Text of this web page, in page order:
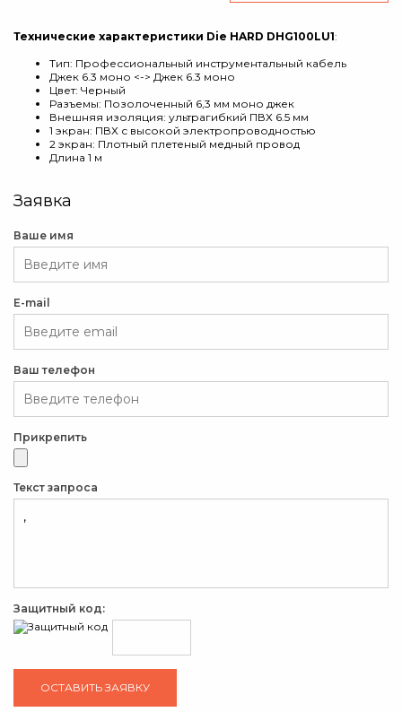
Технические характеристики Die HARD DHG100LU1:
Тип: Профессиональный инструментальный кабель
Джек 6.3 моно <-> Джек 6.3 моно
Цвет: Черный
Разъемы: Позолоченный 6,3 мм моно джек
Внешняя изоляция: ультрагибкий ПВХ 6.5 мм
1 экран: ПВХ с высокой электропроводностью
2 экран: Плотный плетеный медный провод
Длина 1 м
Заявка
Ваше имя
E-mail
Ваш телефон
Прикрепить
Текст запроса
Защитный код: